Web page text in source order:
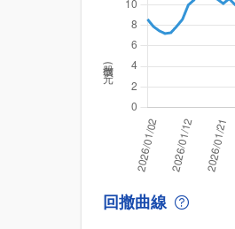
股價(元)
回撤曲線